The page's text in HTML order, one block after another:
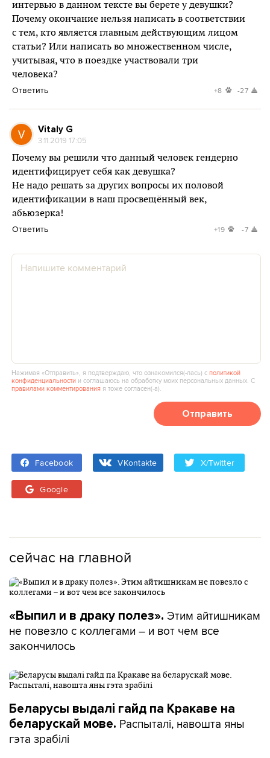
интервью в данном тексте вы берете у девушки?
Почему окончание нельзя написать в соответствии
с тем, кто является главным действующим лицом
статьи? Или написать во множественном числе,
учитывая, что в поездке участвовали три
человека?
Ответить +8 -27
Vitaly G
3.11.2019 17:05
Почему вы решили что данный человек гендерно
идентифицирует себя как девушка?
Не надо решать за других вопросы их половой
идентификации в наш просвещённый век,
абьюзерка!
Ответить +19 -7
Нажимая «Отправить», я подтверждаю, что ознакомился(‑лась) сполитикой
конфиденциальности и соглашаюсь на обработку моих персональных данных. С
правилами комментирования я тоже согласен(‑а).
Отправить
Facebook VKontakte X/Twitter
Google
сейчас на главной
«Выпил и в драку полез». Этим айтишникам
не повезло с коллегами – и вот чем все
закончилось
Беларусы выдалі гайд па Кракаве на
беларускай мове. Распыталі, навошта яны
гэта зрабілі